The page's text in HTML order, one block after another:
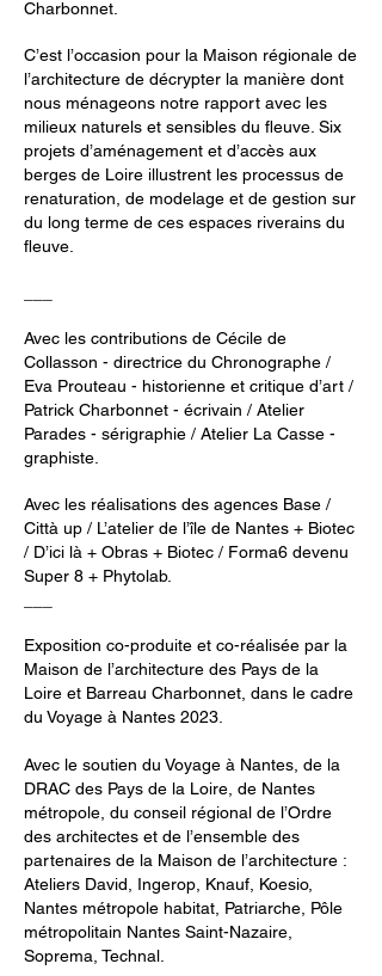
Charbonnet.
C’est l’occasion pour la Maison régionale de
l’architecture de décrypter la manière dont
nous ménageons notre rapport avec les
milieux naturels et sensibles du fleuve. Six
projets d’aménagement et d’accès aux
berges de Loire illustrent les processus de
renaturation, de modelage et de gestion sur
du long terme de ces espaces riverains du
fleuve.
Avec les contributions de Cécile de
Collasson - directrice du Chronographe /
Eva Prouteau - historienne et critique d’art /
Patrick Charbonnet - écrivain / Atelier
Parades - sérigraphie / Atelier La Casse -
graphiste.
Avec les réalisations des agences Base /
Città up / L’atelier de l’île de Nantes + Biotec
/ D’ici là + Obras + Biotec / Forma6 devenu
Super 8 + Phytolab.
Exposition co-produite et co-réalisée par la
Maison de l’architecture des Pays de la
Loire et Barreau Charbonnet, dans le cadre
du Voyage à Nantes 2023.
Avec le soutien du Voyage à Nantes, de la
DRAC des Pays de la Loire, de Nantes
métropole, du conseil régional de l’Ordre
des architectes et de l’ensemble des
partenaires de la Maison de l’architecture :
Ateliers David, Ingerop, Knauf, Koesio,
Nantes métropole habitat, Patriarche, Pôle
métropolitain Nantes Saint-Nazaire,
Soprema, Technal.